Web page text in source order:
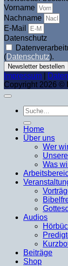
Vorname
Nachname
E-Mail
Datenschutz
(Datenschutz).
Newsletter bestellen
Impressum
Copyright 2026 ©
Suche
nach:
Home
Über uns
Wer
Was
Audios
Beiträge
Shop